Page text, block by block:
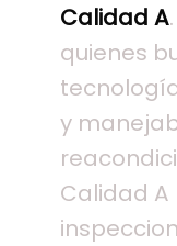
Calidad A
quienes
y
Calidad